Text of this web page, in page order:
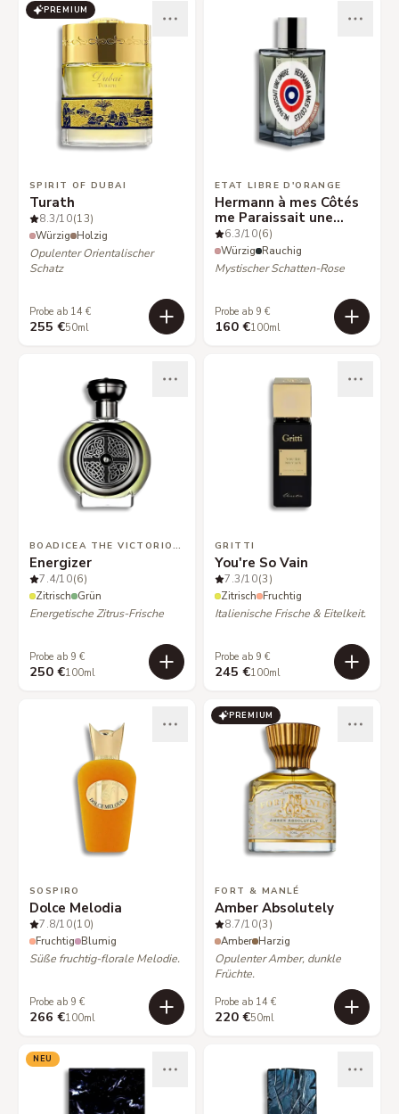
PREMIUM
SPIRIT OF DUBAI
Turath
8.3/10(13)
Würzig Holzig
Opulenter Orientalischer
Schatz
Probe ab 14 €
255 €50ml
ETAT LIBRE D'ORANGE
Hermann à mes Côtés
me Paraissait une
Ombre
6.3/10(6)
Würzig Rauchig
Mystischer Schatten-Rose
Probe ab 9 €
160 €100ml
BOADICEA THE VICTORIOUS
Energizer
7.4/10(6)
Zitrisch Grün
Energetische Zitrus-Frische
Probe ab 9 €
250 €100ml
GRITTI
You're So Vain
7.3/10(3)
Zitrisch Fruchtig
Italienische Frische & Eitelkeit.
Probe ab 9 €
245 €100ml
SOSPIRO
Dolce Melodia
7.8/10(10)
Fruchtig Blumig
Süße fruchtig-florale Melodie.
Probe ab 9 €
266 €100ml
PREMIUM
FORT & MANLÉ
Amber Absolutely
8.7/10(3)
Amber Harzig
Opulenter Amber, dunkle
Früchte.
Probe ab 14 €
220 €50ml
NEU